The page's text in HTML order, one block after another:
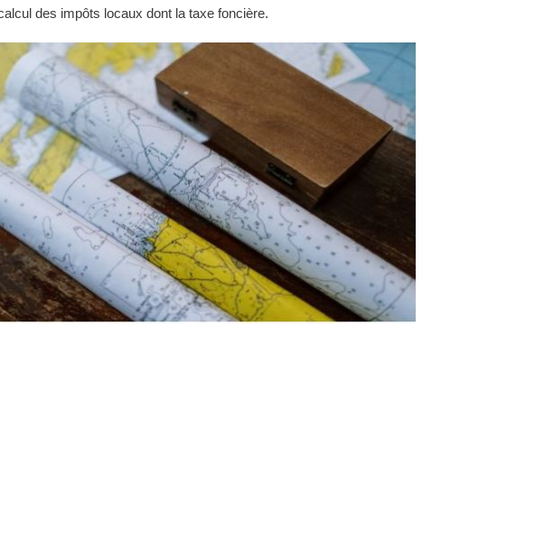
des impôts locaux dont la taxe foncière.